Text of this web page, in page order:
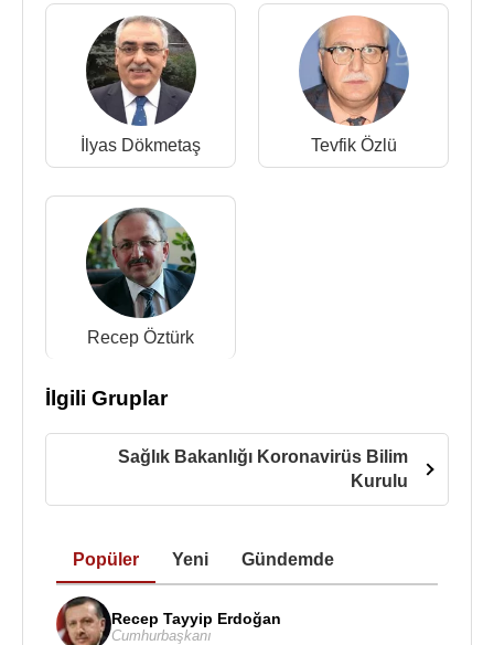
İlyas Dökmetaş Tevfik Özlü
Recep Öztürk
İlgili Gruplar
Sağlık Bakanlığı Koronavirüs Bilim
Kurulu
Popüler Yeni Gündemde
Recep Tayyip Erdoğan
Cumhurbaşkanı